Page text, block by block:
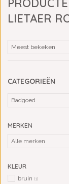
LIETAER
CATEGORIEËN
MERKEN
KLEUR
bruin (1)